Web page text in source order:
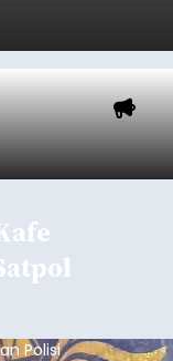
Polisi